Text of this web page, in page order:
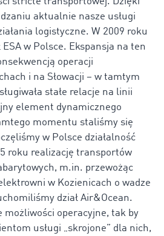
aktualnie nasze usługi
logistyczne. W 2009 roku
ESA w Polsce. Ekspansja na ten
operacji
i na Słowacji – w tamtym
stałe relacje na linii
element dynamicznego
momentu staliśmy się
w Polsce działalność
roku realizację transportów
m.in. przewożąc
w Kozienicach o wadze
dział Air&Ocean.
możliwości operacyjne, tak by
usługi „skrojone” dla nich,